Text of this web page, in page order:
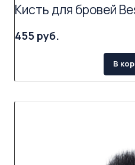
Кисть для бровей
455 руб.
В